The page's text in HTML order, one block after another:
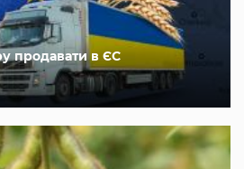
продавати в ЄС